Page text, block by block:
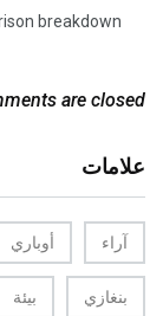
breakdown
are closed.
علامات
آراء أوباري
بنغازي بيئة